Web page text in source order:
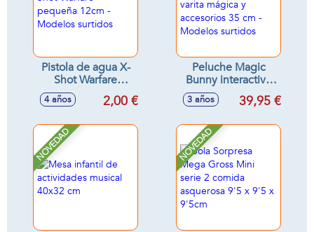
Pistola de agua X-
Shot Warfare
pequeña 12cm -
Modelos surtidos
4 años 2,00 €
Peluche Magic
Bunny interactivo
con varita mágica y
accesorios 35 cm -
3 años 39,95 €
NOVEDAD NOVEDAD